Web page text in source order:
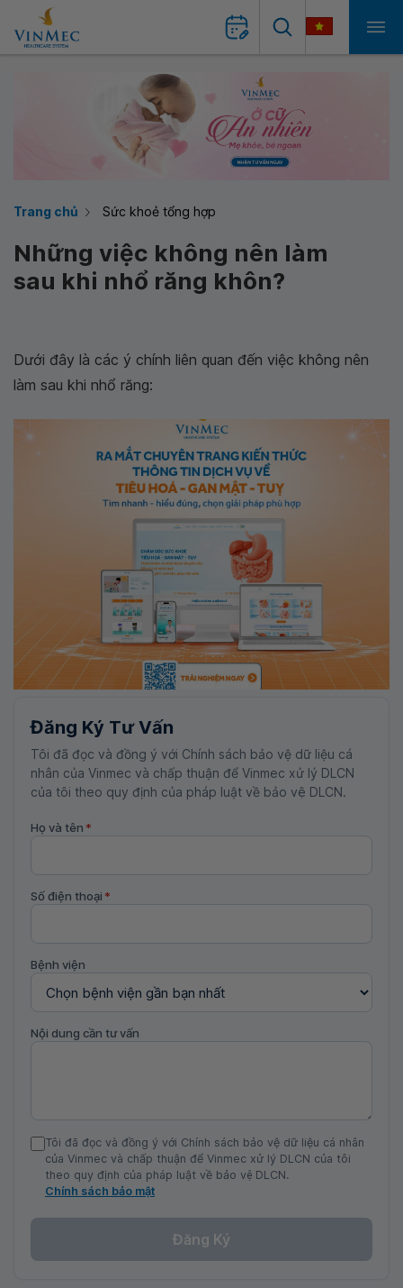
Trang chủ Sức khoẻ tổng hợp
Những việc không nên làm
sau khi nhổ răng khôn?
Dưới đây là các ý chính liên quan đến việc không nên
làm sau khi nhổ răng:
Đăng Ký Tư Vấn
Tôi đã đọc và đồng ý với Chính sách bảo vệ dữ liệu cá
nhân của Vinmec và chấp thuận để Vinmec xử lý DLCN
của tôi theo quy định của pháp luật về bảo vệ DLCN.
Họ và tên *
Số điện thoại *
Bệnh viện
Nội dung cần tư vấn
Tôi đã đọc và đồng ý với Chính sách bảo vệ dữ liệu cá nhân
của Vinmec và chấp thuận để Vinmec xử lý DLCN của tôi
theo quy định của pháp luật về bảo vệ DLCN.
Chính sách bảo mật
Đăng Ký